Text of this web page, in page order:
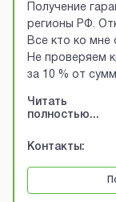
Получение
регионы РФ.
Все кто ко мне
Не проверяем
за 10 % от
Читать
полностью...
Контакты: